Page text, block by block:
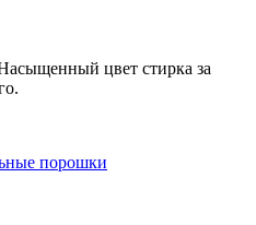
цвет стирка за
порошки